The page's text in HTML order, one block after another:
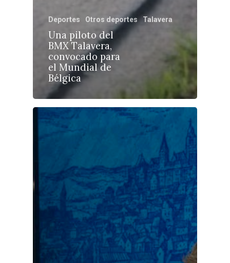
Deportes Otros deportes Talavera
Una piloto del
BMX Talavera,
convocado para
el Mundial de
Bélgica
Toledo
Ciudad Real
Cuenca
Guadalajara
Talavera
Sanidad
Economía
Educación
Cultura
Deportes
Sucesos
Medio Ambiente
Planeta Rural
Especiales
Política
Galerías